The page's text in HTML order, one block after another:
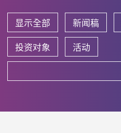
显示全部 新闻稿
投资对象 活动